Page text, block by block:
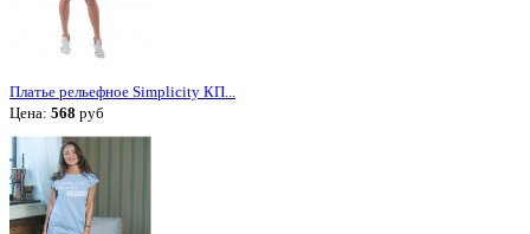
Платье рельефное Simplicity КП...
Цена: 568 руб